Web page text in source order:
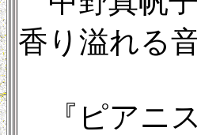
香り溢れる
『ピアニ